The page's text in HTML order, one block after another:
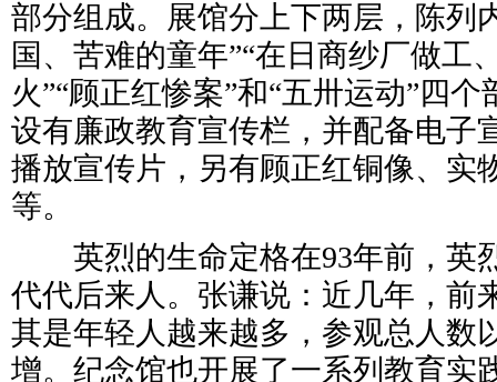
部分组成。展馆分上下两层，陈列
国、苦难的童年”“在日商纱厂做工
火”“顾正红惨案”和“五卅运动”四
设有廉政教育宣传栏，并配备电子
播放宣传片，另有顾正红铜像、实
等。
英烈的生命定格在93年前，英
代代后来人。张谦说：近几年，前
其是年轻人越来越多，参观总人数
增。纪念馆也开展了一系列教育实